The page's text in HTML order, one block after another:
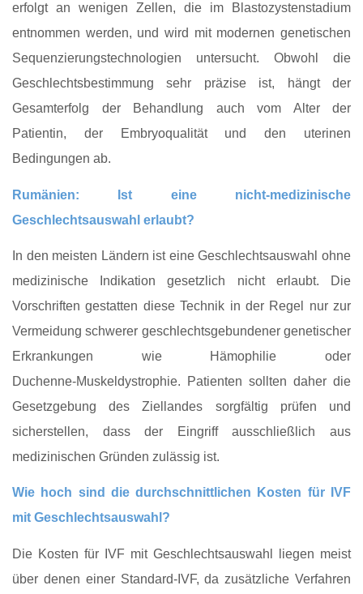
erfolgt an wenigen Zellen, die im Blastozystenstadium
entnommen werden, und wird mit modernen genetischen
Sequenzierungstechnologien untersucht. Obwohl die
Geschlechtsbestimmung sehr präzise ist, hängt der
Gesamterfolg der Behandlung auch vom Alter der
Patientin, der Embryoqualität und den uterinen
Bedingungen ab.
Rumänien: Ist eine nicht‑medizinische
Geschlechtsauswahl erlaubt?
In den meisten Ländern ist eine Geschlechtsauswahl ohne
medizinische Indikation gesetzlich nicht erlaubt. Die
Vorschriften gestatten diese Technik in der Regel nur zur
Vermeidung schwerer geschlechtsgebundener genetischer
Erkrankungen wie Hämophilie oder
Duchenne‑Muskeldystrophie. Patienten sollten daher die
Gesetzgebung des Ziellandes sorgfältig prüfen und
sicherstellen, dass der Eingriff ausschließlich aus
medizinischen Gründen zulässig ist.
Wie hoch sind die durchschnittlichen Kosten für IVF
mit Geschlechtsauswahl?
Die Kosten für IVF mit Geschlechtsauswahl liegen meist
über denen einer Standard‑IVF, da zusätzliche Verfahren